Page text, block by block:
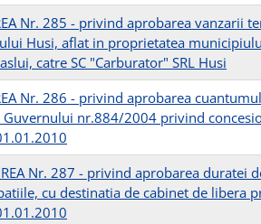
Nr. 285 - privind aprobarea
Husi, aflat in proprietatea
catre SC "Carburator" SRL Husi
Nr. 286 - privind aprobarea
nr.884/2004 privind
Nr. 287 - privind aprobarea
cu destinatia de cabinet de libera